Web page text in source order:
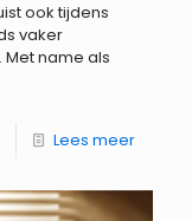
ook tijdens
vaker
name als
Lees meer